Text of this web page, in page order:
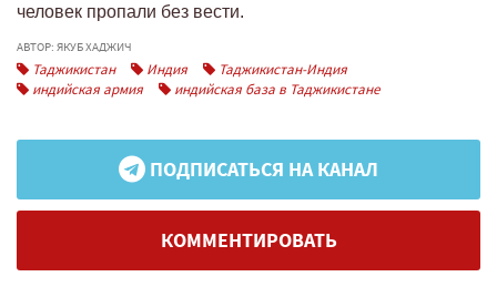
человек пропали без вести.
АВТОР: ЯКУБ ХАДЖИЧ
Таджикистан Индия
Таджикистан-Индия
индийская армия
индийская база в Таджикистане
ПОДПИСАТЬСЯ НА КАНАЛ
КОММЕНТИРОВАТЬ